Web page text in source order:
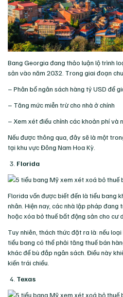
Bang Georgia đang thảo luận lộ trình
sản vào năm 2032. Trong giai đoạn
– Phân bổ ngân sách hàng tỷ USD để
– Tăng mức miễn trừ cho nhà ở chính
– Xem xét điều chỉnh các khoản phí và
Nếu được thông qua, đây sẽ là một
tại khu vực Đông Nam Hoa Kỳ.
Florida
Florida vốn được biết đến là tiểu bang
nhân. Hiện nay, các nhà lập pháp đang
hoặc xóa bỏ thuế bất động sản cho cư
Tuy nhiên, thách thức đặt ra là: nếu
tiểu bang có thể phải tăng thuế bán
khác để bù đắp ngân sách. Điều này
kiến trái chiều.
Texas